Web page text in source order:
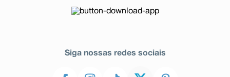
Siga nossas redes sociais